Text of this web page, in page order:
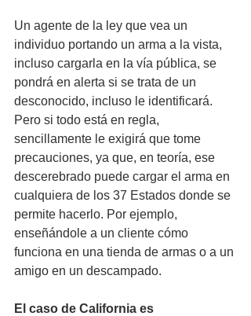
Un agente de la ley que vea un
individuo portando un arma a la vista,
incluso cargarla en la vía pública, se
pondrá en alerta si se trata de un
desconocido, incluso le identificará.
Pero si todo está en regla,
sencillamente le exigirá que tome
precauciones, ya que, en teoría, ese
descerebrado puede cargar el arma en
cualquiera de los 37 Estados donde se
permite hacerlo. Por ejemplo,
enseñándole a un cliente cómo
funciona en una tienda de armas o a un
amigo en un descampado.
El caso de California es